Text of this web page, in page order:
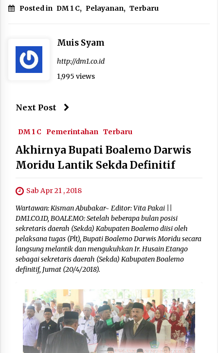
Posted in DM 1 C, Pelayanan, Terbaru
Muis Syam
http://dm1.co.id
1,995 views
Next Post
DM 1 C Pemerintahan Terbaru
Akhirnya Bupati Boalemo Darwis
Moridu Lantik Sekda Definitif
Sab Apr 21 , 2018
Wartawan: Kisman Abubakar~ Editor: Vita Pakai ||
DM1.CO.ID, BOALEMO: Setelah beberapa bulan posisi
sekretaris daerah (Sekda) Kabupaten Boalemo diisi oleh
pelaksana tugas (Plt), Bupati Boalemo Darwis Moridu secara
langsung melantik dan mengukuhkan Ir. Husain Etango
sebagai sekretaris daerah (Sekda) Kabupaten Boalemo
definitif, Jumat (20/4/2018).